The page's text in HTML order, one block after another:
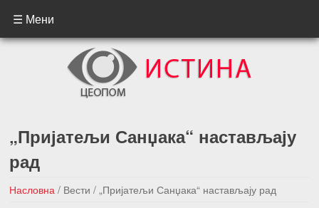
☰ Мени
„Пријатељи Санџака“ настављају
рад
Насловна / Вести/ „Пријатељи Санџака“ настављају рад